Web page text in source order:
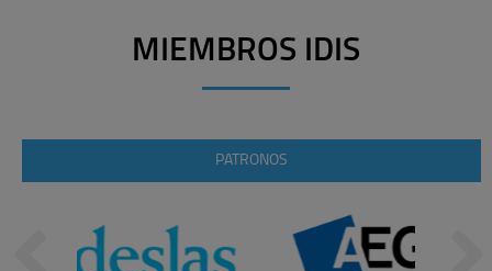
MIEMBROS IDIS
PATRONOS